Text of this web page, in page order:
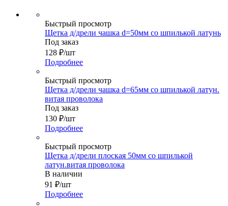
Быстрый просмотр
Щетка д/дрели чашка d=50мм со шпилькой латунь
Под заказ
128 ₽/шт
Подробнее
Быстрый просмотр
Щетка д/дрели чашка d=65мм со шпилькой латун.
витая проволока
Под заказ
130 ₽/шт
Подробнее
Быстрый просмотр
Щетка д/дрели плоская 50мм со шпилькой
латун.витая проволока
В наличии
91 ₽/шт
Подробнее